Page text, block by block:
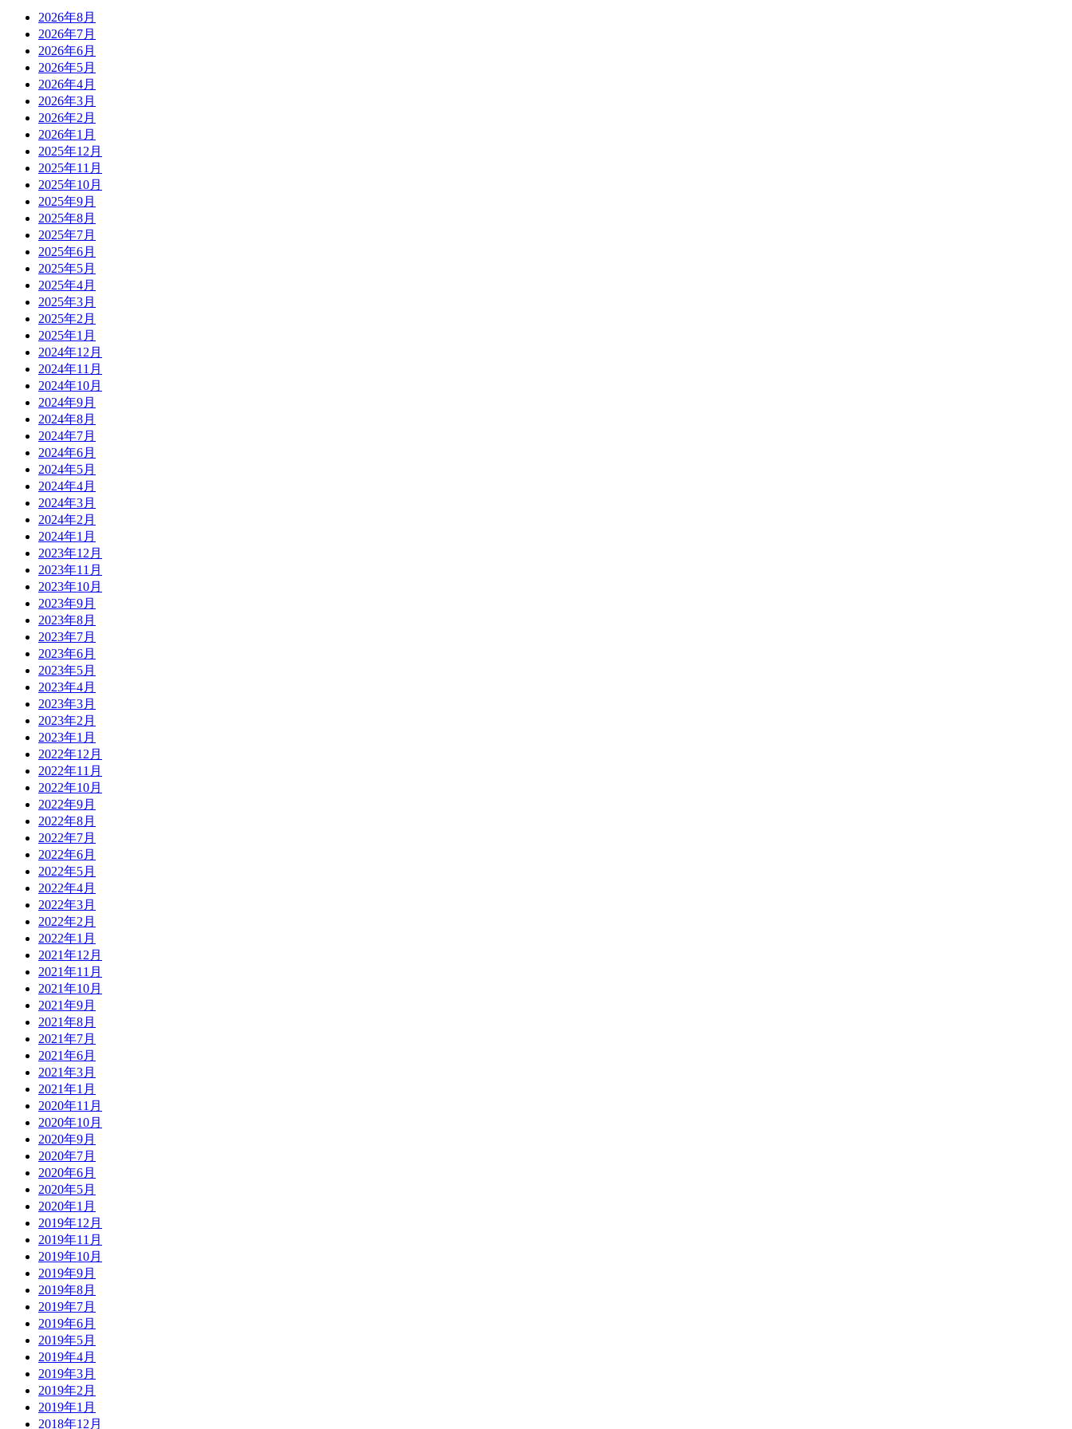
2026年8月
2026年7月
2026年6月
2026年5月
2026年4月
2026年3月
2026年2月
2026年1月
2025年12月
2025年11月
2025年10月
2025年9月
2025年8月
2025年7月
2025年6月
2025年5月
2025年4月
2025年3月
2025年2月
2025年1月
2024年12月
2024年11月
2024年10月
2024年9月
2024年8月
2024年7月
2024年6月
2024年5月
2024年4月
2024年3月
2024年2月
2024年1月
2023年12月
2023年11月
2023年10月
2023年9月
2023年8月
2023年7月
2023年6月
2023年5月
2023年4月
2023年3月
2023年2月
2023年1月
2022年12月
2022年11月
2022年10月
2022年9月
2022年8月
2022年7月
2022年6月
2022年5月
2022年4月
2022年3月
2022年2月
2022年1月
2021年12月
2021年11月
2021年10月
2021年9月
2021年8月
2021年7月
2021年6月
2021年3月
2021年1月
2020年11月
2020年10月
2020年9月
2020年7月
2020年6月
2020年5月
2020年1月
2019年12月
2019年11月
2019年10月
2019年9月
2019年8月
2019年7月
2019年6月
2019年5月
2019年4月
2019年3月
2019年2月
2019年1月
2018年12月